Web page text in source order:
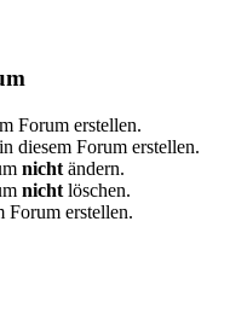
Forum erstellen.
diesem Forum erstellen.
nicht ändern.
nicht löschen.
Forum erstellen.